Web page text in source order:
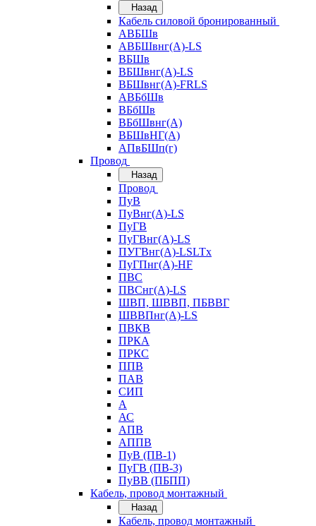
Назад
Кабель силовой бронированный
АВБШв
АВБШвнг(А)-LS
ВБШв
ВБШвнг(А)-LS
ВБШвнг(А)-FRLS
АВБбШв
ВБбШв
ВБбШвнг(А)
ВБШвНГ(А)
АПвБШп(г)
Провод
Назад
Провод
ПуВ
ПуВнг(А)-LS
ПуГВ
ПуГВнг(А)-LS
ПУГВнг(А)-LSLTx
ПуГПнг(А)-HF
ПВС
ПВСнг(А)-LS
ШВП, ШВВП, ПБВВГ
ШВВПнг(А)-LS
ПВКВ
ПРКА
ПРКС
ППВ
ПАВ
СИП
А
АС
АПВ
АППВ
ПуВ (ПВ-1)
ПуГВ (ПВ-3)
ПуВВ (ПБПП)
Кабель, провод монтажный
Назад
Кабель, провод монтажный